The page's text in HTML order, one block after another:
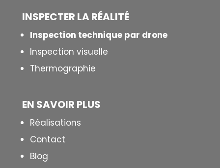
INSPECTER LA RÉALITÉ
Inspection technique par drone
Inspection visuelle
Thermographie
EN SAVOIR PLUS
Réalisations
Contact
Blog